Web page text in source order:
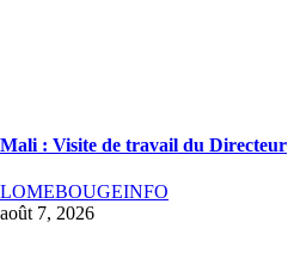
Mali : Visite de travail du Directeur
LOMEBOUGEINFO
août 7, 2026